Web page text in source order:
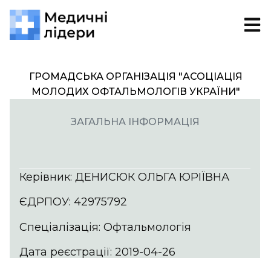
ГРОМАДСЬКА ОРГАНІЗАЦІЯ "АСОЦІАЦІЯ
МОЛОДИХ ОФТАЛЬМОЛОГІВ УКРАЇНИ"
ЗАГАЛЬНА ІНФОРМАЦІЯ
Керівник: ДЕНИСЮК ОЛЬГА ЮРІЇВНА
ЄДРПОУ: 42975792
Спеціалізація: Офтальмологія
Дата реєстрації: 2019-04-26